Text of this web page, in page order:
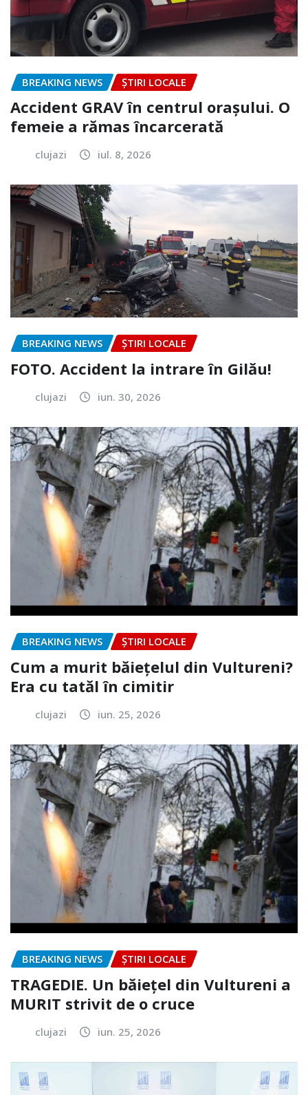
BREAKING NEWS ȘTIRI LOCALE
Accident GRAV în centrul orașului. O
femeie a rămas încarcerată
clujazi iul. 8, 2026
BREAKING NEWS ȘTIRI LOCALE
FOTO. Accident la intrare în Gilău!
clujazi iun. 30, 2026
BREAKING NEWS ȘTIRI LOCALE
Cum a murit băiețelul din Vultureni?
Era cu tatăl în cimitir
clujazi iun. 25, 2026
BREAKING NEWS ȘTIRI LOCALE
TRAGEDIE. Un băiețel din Vultureni a
MURIT strivit de o cruce
clujazi iun. 25, 2026